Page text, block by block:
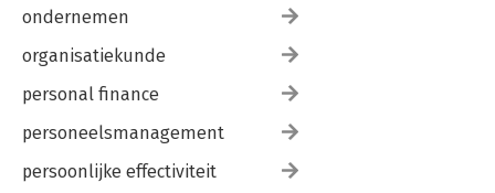
ondernemen
organisatiekunde
personal finance
personeelsmanagement
persoonlijke effectiviteit